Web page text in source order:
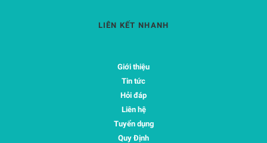
LIÊN KẾT NHANH
Giới thiệu
Tin tức
Hỏi đáp
Liên hệ
Tuyển dụng
Quy Định